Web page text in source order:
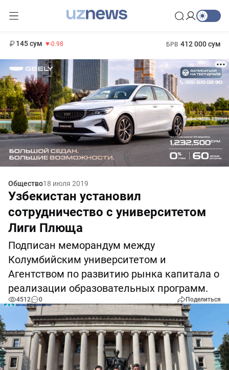
145 сум -0.98 БРВ 412 000 сум
Общество18 июля 2019
Узбекистан установил
сотрудничество с университетом
Лиги Плюща
Подписан меморандум между
Колумбийским университетом и
Агентством по развитию рынка капитала о
реализации образовательных программ.
4512 0 Поделиться